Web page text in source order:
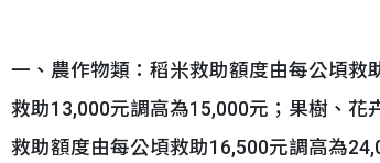
一、農作物類：稻米救助額度由每公頃救
救助13,000元調高為15,000元；果樹、
救助額度由每公頃救助16,500元調高為